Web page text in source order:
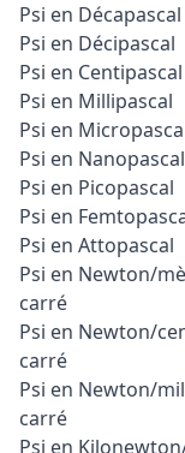
Psi en Décapascal
Psi en Décipascal
Psi en Centipascal
Psi en Millipascal
Psi en
Psi en Nanopascal
Psi en Picopascal
Psi en
Psi en Attopascal
Psi en Newton/
carré
Psi en Newton/
carré
Psi en Newton/
carré
Psi en